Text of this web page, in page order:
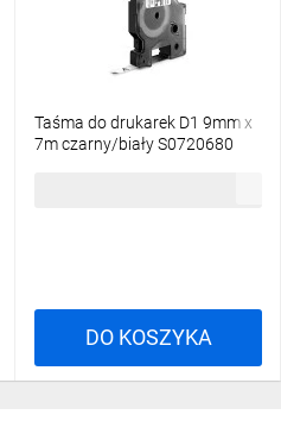
Taśma do drukarek D1 9mm x
7m czarny/biały S0720680
DO KOSZYKA